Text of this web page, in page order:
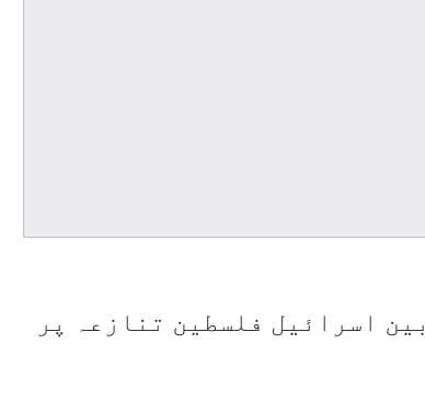
اسرائیل فلسطین تنازعہ پر